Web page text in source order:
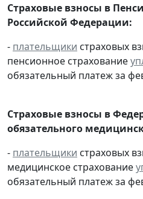
Страховые взносы в
Российской Федерации:
- плательщики страховых
пенсионное страхование
обязательный платеж за
Страховые взносы в
обязательного
- плательщики страховых
медицинское страхование
обязательный платеж за